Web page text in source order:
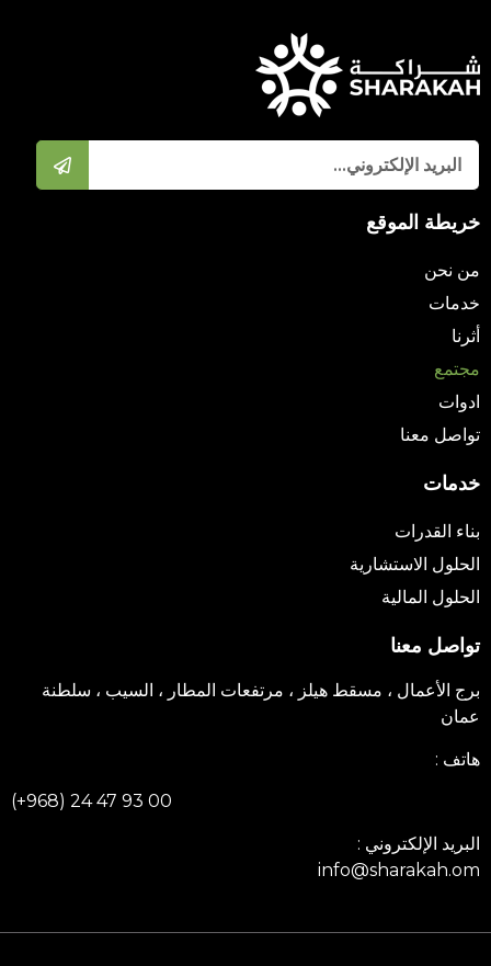
خريطة الموقع
من نحن
خدمات
أثرنا
مجتمع
ادوات
تواصل معنا
خدمات
بناء القدرات
الحلول الاستشارية
الحلول المالية
تواصل معنا
برج الأعمال ، مسقط هيلز ، مرتفعات المطار ، السيب ، سلطنة
عمان
هاتف :
(+968) 24 47 93 00
البريد الإلكتروني :
info@sharakah.om